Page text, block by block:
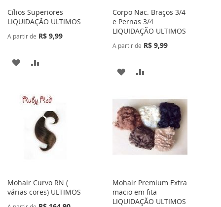
Cílios Superiores
LIQUIDAÇÃO ULTIMOS
A partir de R$ 9,99
ADICIONAR
LISTA
DESEJOS
COMPARAR
Corpo Nac. Braços 3/4
e Pernas 3/4
LIQUIDAÇÃO ULTIMOS
A partir de R$ 9,99
ADICIONAR
LISTA
DE
DESEJOS
COMPARAR
Mohair Curvo RN (
várias cores) ULTIMOS
Mohair Premium Extra
macio em fita
LIQUIDAÇÃO ULTIMOS